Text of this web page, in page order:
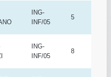
ING-
INF/05
6
ING-